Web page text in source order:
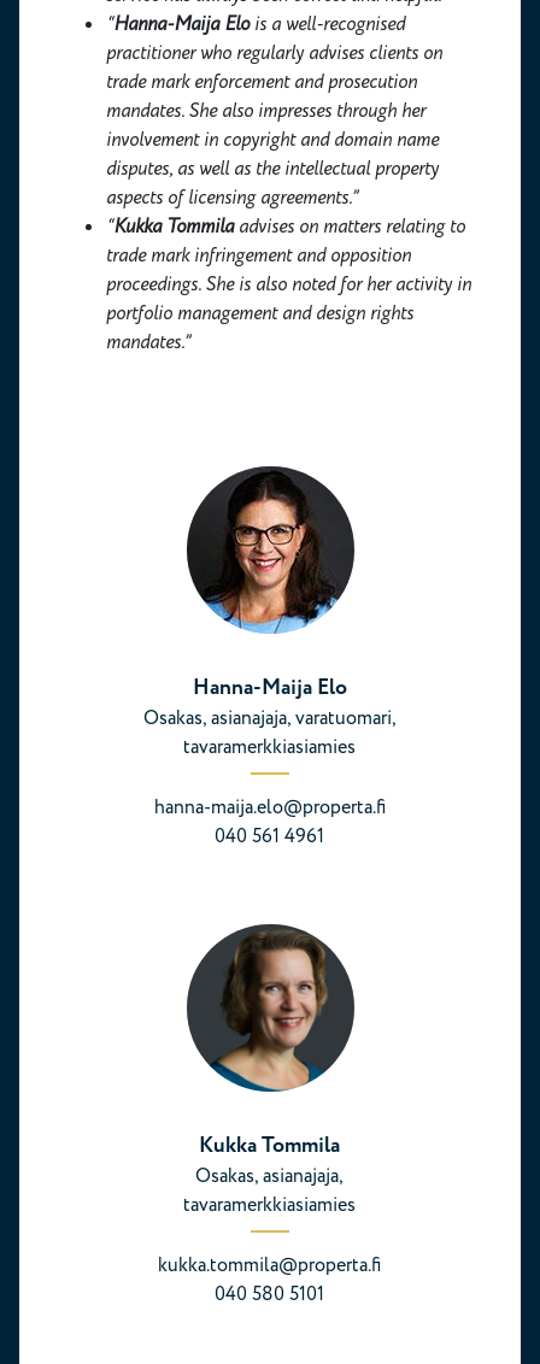
“Hanna-Maija Elois a well-recognised
practitioner who regularly advises clients on
trade mark enforcement and prosecution
mandates. She also impresses through her
involvement in copyright and domain name
disputes, as well as the intellectual property
aspects of licensing agreements.”
“Kukka Tommilaadvises on matters relating to
trade mark infringement and opposition
proceedings. She is also noted for her activity in
portfolio management and design rights
mandates.”
Hanna-Maija Elo
Osakas, asianajaja, varatuomari,
tavaramerkkiasiamies
hanna-maija.elo@properta.fi
040 561 4961
Kukka Tommila
Osakas, asianajaja,
tavaramerkkiasiamies
kukka.tommila@properta.fi
040 580 5101